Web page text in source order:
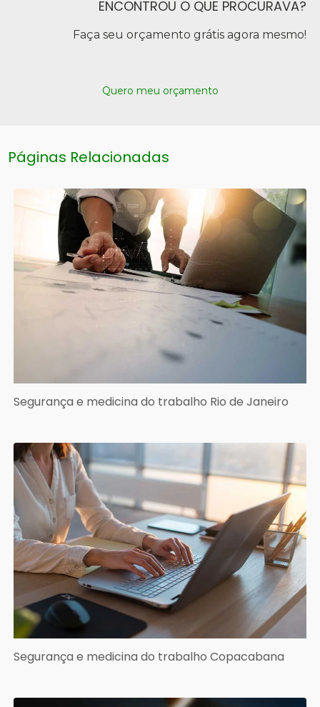
ENCONTROU O QUE PROCURAVA?
Faça seu orçamento grátis agora mesmo!
Quero meu orçamento
Páginas Relacionadas
Segurança e medicina do trabalho Rio de Janeiro
Segurança e medicina do trabalho Copacabana